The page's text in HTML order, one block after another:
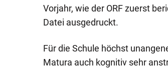
Vorjahr, wie der ORF zuerst
Datei ausgedruckt.
Für die Schule höchst
Matura auch kognitiv sehr